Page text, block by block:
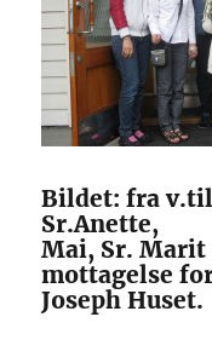
Bildet: fra v.til
Sr.Anette,
Mai, Sr. Marit
mottagelse
Joseph Huset.